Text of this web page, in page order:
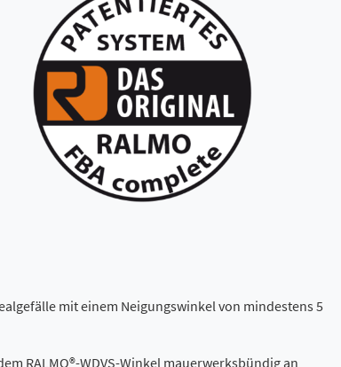
mit einem Neigungswinkel von mindestens 5
RALMO®-WDVS-Winkel mauerwerksbündig an